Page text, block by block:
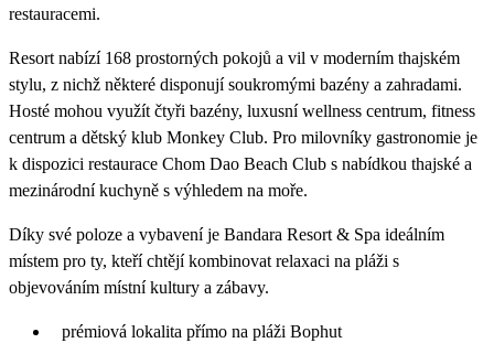
restauracemi.
Resort nabízí 168 prostorných pokojů a vil v moderním thajském
stylu, z nichž některé disponují soukromými bazény a zahradami.
Hosté mohou využít čtyři bazény, luxusní wellness centrum, fitness
centrum a dětský klub Monkey Club. Pro milovníky gastronomie je
k dispozici restaurace Chom Dao Beach Club s nabídkou thajské a
mezinárodní kuchyně s výhledem na moře.
Díky své poloze a vybavení je Bandara Resort & Spa ideálním
místem pro ty, kteří chtějí kombinovat relaxaci na pláži s
objevováním místní kultury a zábavy.
prémiová lokalita přímo na pláži Bophut